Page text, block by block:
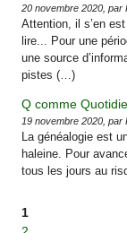
20 novembre 2020, par
Attention, il s’en
lire... Pour une
une source
pistes (…)
Q comme
19 novembre 2020, par
La généalogie est
haleine. Pour
tous les jours au
1